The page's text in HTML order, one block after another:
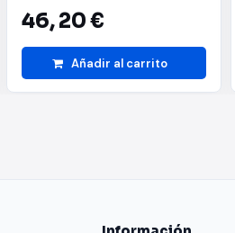
46,20 €
Añadir al carrito